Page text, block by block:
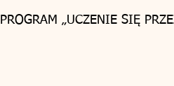
PROGRAM „UCZENIE SIĘ